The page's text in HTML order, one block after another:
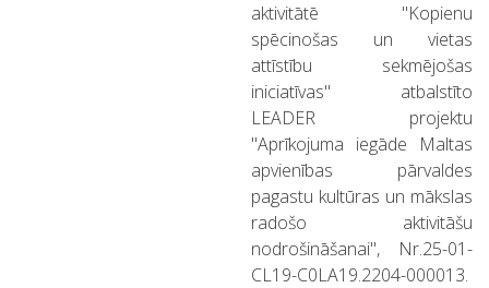
aktivitātē "Kopienu
spēcinošas un vietas
attīstību sekmējošas
iniciatīvas" atbalstīto
LEADER projektu
"Aprīkojuma iegāde Maltas
apvienības pārvaldes
pagastu kultūras un mākslas
radošo aktivitāšu
nodrošināšanai", Nr.25-01-
CL19-C0LA19.2204-000013.